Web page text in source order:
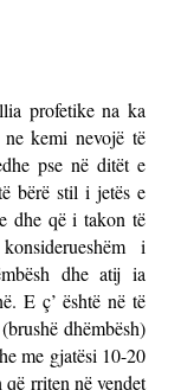
profetike na ka
kemi nevojë të
pse në ditët e
bërë stil i jetës e
dhe që i takon të
i
dhe atij ia
E ç’ është në të
dhëmbësh)
me gjatësi 10-20
që rriten në vendet